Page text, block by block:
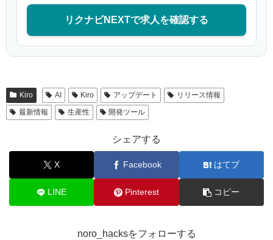
リクナビNEXTで求人を確認する
Kiro AI Kiro アップデート
リリース情報
最新情報
生産性 開発ツール
シェアする
X Facebook はてブ
LINE Pinterest コピー
noro_hacksをフォローする